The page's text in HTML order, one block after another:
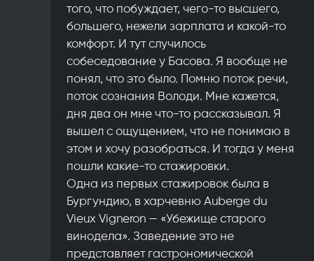
того, что побуждает, чего-то высшего,
большего, нежели зарплата и какой-то
комфорт. И тут случилось
собеседование у Басова. Я вообще не
понял, что это было. Помню поток речи,
поток сознания Володи. Мне кажется,
дня два он мне что-то рассказывал. Я
вышел с ощущением, что не понимаю в
этом и хочу разобраться. И тогда у меня
пошли какие-то стажировки.
Одна из первых стажировок была в
Бургундию, в харчевню Auberge du
Vieux Vigneron — «Убежище старого
винодела». Заведение это не
представляет гастрономической